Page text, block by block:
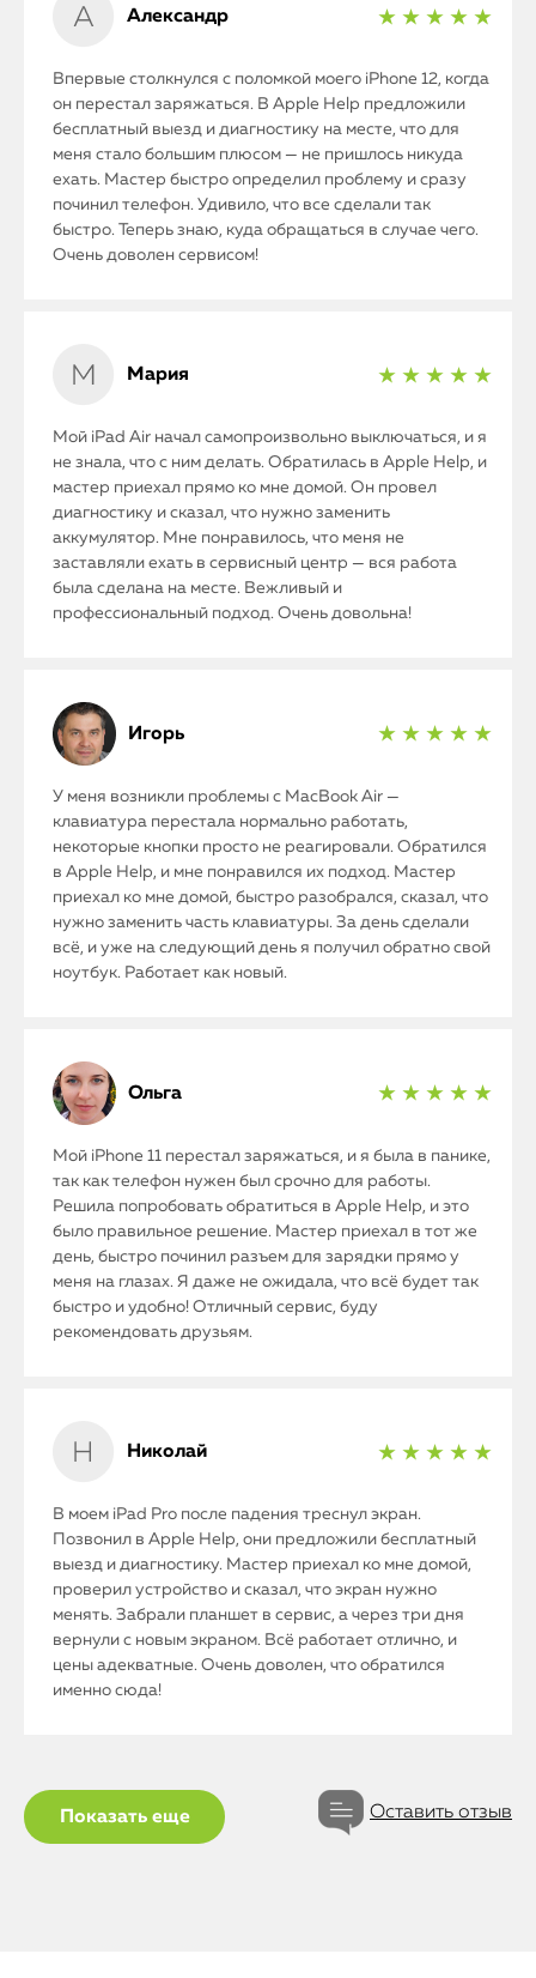
MacBook
Александр ★ ★ ★ ★ ★
Впервые столкнулся с поломкой моего iPhone 12, когда
он перестал заряжаться. В Apple Help предложили
бесплатный выезд и диагностику на месте, что для
меня стало большим плюсом — не пришлось никуда
ехать. Мастер быстро определил проблему и сразу
починил телефон. Удивило, что все сделали так
быстро. Теперь знаю, куда обращаться в случае чего.
Очень доволен сервисом!
Мария ★ ★ ★ ★ ★
Мой iPad Air начал самопроизвольно выключаться, и я
не знала, что с ним делать. Обратилась в Apple Help, и
мастер приехал прямо ко мне домой. Он провел
диагностику и сказал, что нужно заменить
аккумулятор. Мне понравилось, что меня не
заставляли ехать в сервисный центр — вся работа
была сделана на месте. Вежливый и
профессиональный подход. Очень довольна!
Игорь ★ ★ ★ ★ ★
У меня возникли проблемы с MacBook Air —
клавиатура перестала нормально работать,
некоторые кнопки просто не реагировали. Обратился
в Apple Help, и мне понравился их подход. Мастер
приехал ко мне домой, быстро разобрался, сказал, что
нужно заменить часть клавиатуры. За день сделали
всё, и уже на следующий день я получил обратно свой
ноутбук. Работает как новый.
Ольга ★ ★ ★ ★ ★
Мой iPhone 11 перестал заряжаться, и я была в панике,
так как телефон нужен был срочно для работы.
Решила попробовать обратиться в Apple Help, и это
было правильное решение. Мастер приехал в тот же
день, быстро починил разъем для зарядки прямо у
меня на глазах. Я даже не ожидала, что всё будет так
быстро и удобно! Отличный сервис, буду
рекомендовать друзьям.
Николай ★ ★ ★ ★ ★
В моем iPad Pro после падения треснул экран.
Позвонил в Apple Help, они предложили бесплатный
выезд и диагностику. Мастер приехал ко мне домой,
проверил устройство и сказал, что экран нужно
менять. Забрали планшет в сервис, а через три дня
вернули с новым экраном. Всё работает отлично, и
цены адекватные. Очень доволен, что обратился
именно сюда!
Показать еще Оставить отзыв